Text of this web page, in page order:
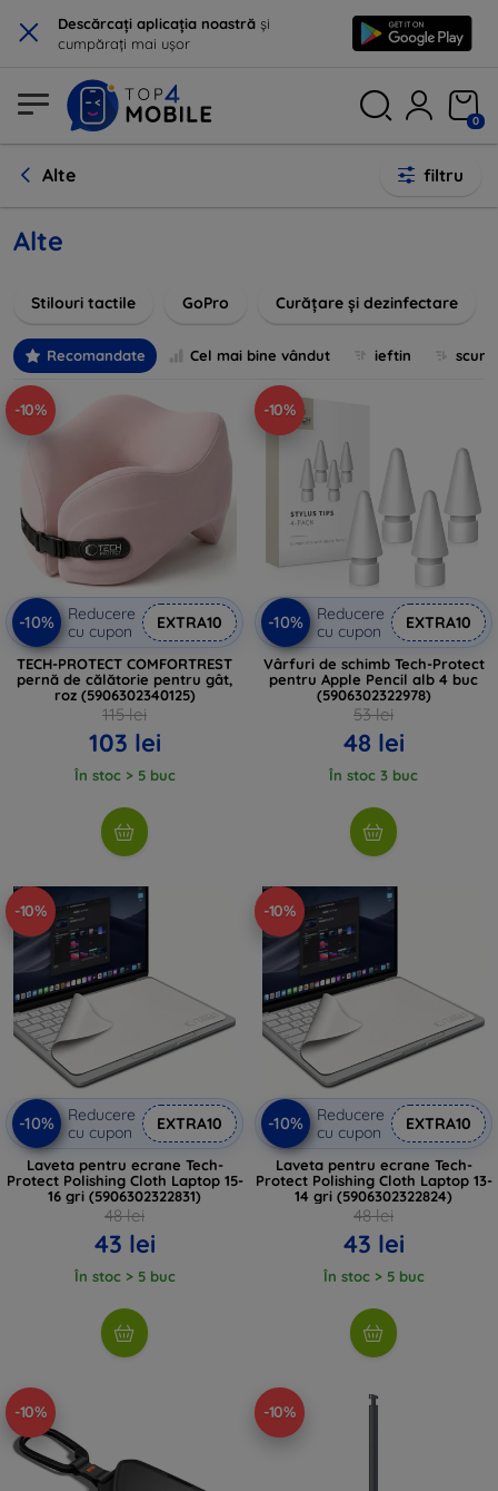
× Descărcați aplicația noastră și
cumpărați mai ușor
0
Alte filtru
Alte
Stilouri tactile GoPro Curățare și dezinfectare
Recomandate Cel mai bine vândut ieftin
-10%
-10%
Reducere
cu cupon
EXTRA10
TECH-PROTECT COMFORTREST
pernă de călătorie pentru gât,
roz (5906302340125)
115 lei
103 lei
În stoc > 5 buc
-10%
-10%
Reducere
cu cupon
EXTRA10
Vârfuri de schimb Tech-Protect
pentru Apple Pencil alb 4 buc
(5906302322978)
53 lei
48 lei
În stoc 3 buc
-10%
-10%
Reducere
cu cupon
EXTRA10
Laveta pentru ecrane Tech-
Protect Polishing Cloth Laptop 15-
16 gri (5906302322831)
48 lei
43 lei
În stoc > 5 buc
-10%
-10%
Reducere
cu cupon
EXTRA10
Laveta pentru ecrane Tech-
Protect Polishing Cloth Laptop 13-
14 gri (5906302322824)
48 lei
43 lei
În stoc > 5 buc
-10% -10%